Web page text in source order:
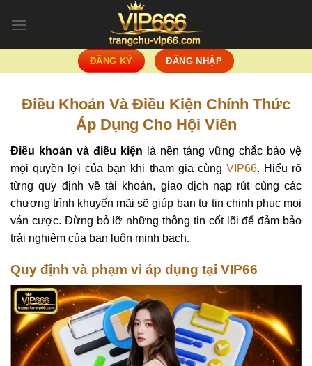
ĐĂNG KÝ ĐĂNG NHẬP
Điều Khoản Và Điều Kiện Chính Thức
Áp Dụng Cho Hội Viên
Điều khoản và điều kiện là nền tảng vững chắc bảo vệ
mọi quyền lợi của bạn khi tham gia cùng VIP66. Hiểu rõ
từng quy định về tài khoản, giao dịch nạp rút cùng các
chương trình khuyến mãi sẽ giúp bạn tự tin chinh phục mọi
ván cược. Đừng bỏ lỡ những thông tin cốt lõi để đảm bảo
trải nghiệm của bạn luôn minh bạch.
Quy định và phạm vi áp dụng tại VIP66